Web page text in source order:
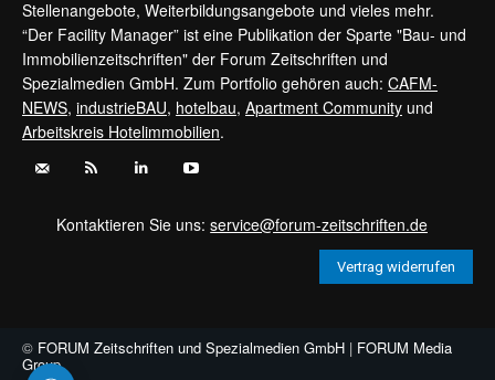
Stellenangebote, Weiterbildungsangebote und vieles mehr.
“Der Facility Manager” ist eine Publikation der Sparte "Bau- und
Immobilienzeitschriften" der Forum Zeitschriften und
Spezialmedien GmbH. Zum Portfolio gehören auch: CAFM-
NEWS, industrieBAU, hotelbau, Apartment Community und
Arbeitskreis Hotelimmobilien.
Kontaktieren Sie uns:service@forum-zeitschriften.de
Vertrag widerrufen
© FORUM Zeitschriften und Spezialmedien GmbH | FORUM Media
Group